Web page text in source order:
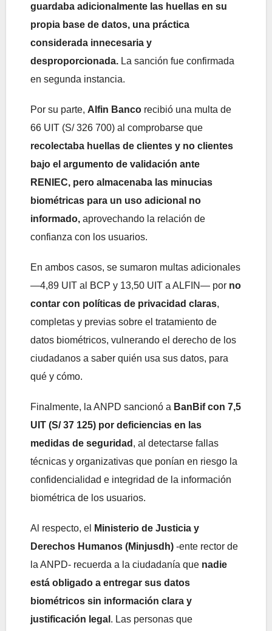
guardaba adicionalmente las huellas en su
propia base de datos, una práctica
considerada innecesaria y
desproporcionada. La sanción fue confirmada
en segunda instancia.
Por su parte, Alfin Banco recibió una multa de
66 UIT (S/ 326 700) al comprobarse que
recolectaba huellas de clientes y no clientes
bajo el argumento de validación ante
RENIEC, pero almacenaba las minucias
biométricas para un uso adicional no
informado, aprovechando la relación de
confianza con los usuarios.
En ambos casos, se sumaron multas adicionales
—4,89 UIT al BCP y 13,50 UIT a ALFIN— por no
contar con políticas de privacidad claras,
completas y previas sobre el tratamiento de
datos biométricos, vulnerando el derecho de los
ciudadanos a saber quién usa sus datos, para
qué y cómo.
Finalmente, la ANPD sancionó a BanBif con 7,5
UIT (S/ 37 125) por deficiencias en las
medidas de seguridad , al detectarse fallas
técnicas y organizativas que ponían en riesgo la
confidencialidad e integridad de la información
biométrica de los usuarios.
Al respecto, el
Ministerio de Justicia y
Derechos Humanos (Minjusdh) -ente rector de
la ANPD- recuerda a la ciudadanía que nadie
está obligado a entregar sus datos
biométricos sin información clara y
justificación legal . Las personas que